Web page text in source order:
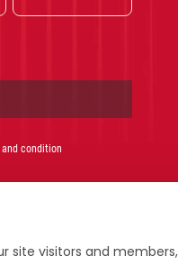
visitors and
condition